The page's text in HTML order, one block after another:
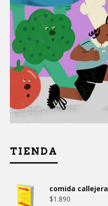
TIENDA
comida callejera
$1.890